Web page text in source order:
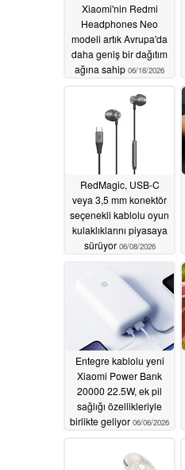
Xiaomi'nin Redmi
Headphones Neo
modeli artık Avrupa'da
daha geniş bir dağıtım
ağına sahip 06/18/2026
RedMagic, USB-C
veya 3,5 mm konektör
seçenekli kablolu oyun
kulaklıklarını piyasaya
sürüyor 06/08/2026
Entegre kablolu yeni
Xiaomi Power Bank
20000 22.5W, ek pil
sağlığı özellikleriyle
birlikte geliyor 06/06/2026